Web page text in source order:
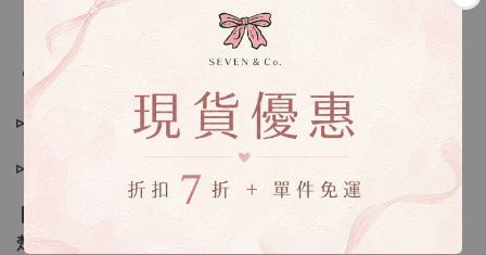
🔍IG搜尋：Sevenjewelry.co
▹現貨商品１～３日內寄出
▹預購商品７～２１日（不含假日）寄出，如遇缺貨請見諒！
❙ 本賣場不接受下標後要求取消訂單（下標前請三思與看清
楚）❙